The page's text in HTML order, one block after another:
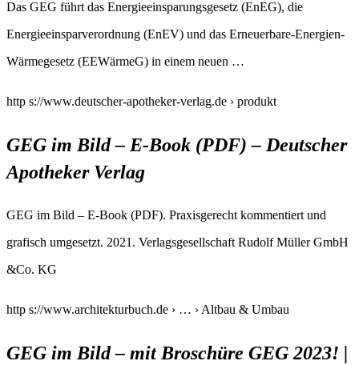
Das GEG führt das Energieeinsparungsgesetz (EnEG), die
Energieeinsparverordnung (EnEV) und das Erneuerbare-Energien-
Wärmegesetz (EEWärmeG) in einem neuen …
http s://www.deutscher-apotheker-verlag.de › produkt
GEG im Bild – E-Book (PDF) – Deutscher
Apotheker Verlag
GEG im Bild – E-Book (PDF). Praxisgerecht kommentiert und
grafisch umgesetzt. 2021. Verlagsgesellschaft Rudolf Müller GmbH
&Co. KG
http s://www.architekturbuch.de › … › Altbau & Umbau
GEG im Bild – mit Broschüre GEG 2023! |